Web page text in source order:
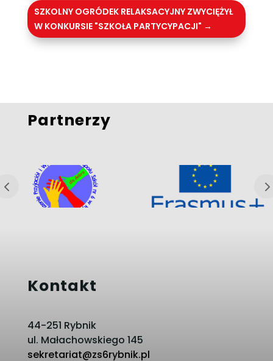
SZKOLNY OGRÓDEK RELAKSACYJNY ZWYCIĘŻYŁ
W KONKURSIE "SZKOŁA PARTYCYPACJI" →
Partnerzy
Kontakt
44-251 Rybnik
ul. Małachowskiego 145
sekretariat@zs6rybnik.pl